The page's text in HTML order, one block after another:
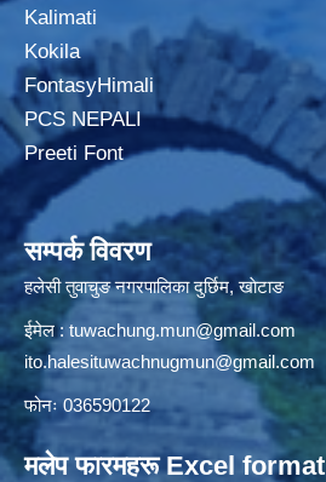
Kalimati
Kokila
FontasyHimali
PCS NEPALI
Preeti Font
सम्पर्क विवरण
हलेसी तुवाचुङ नगरपालिका दुर्छिम, खाेटाङ
ईमेल : tuwachung.mun@gmail.com
ito.halesituwachnugmun@gmail.com
फोनः 036590122
मलेप फारमहरू Excel format